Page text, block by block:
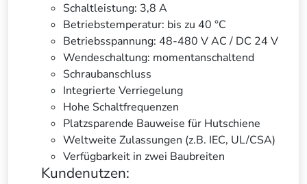
Schaltleistung: 3,8 A
Betriebstemperatur: bis zu 40 °C
Betriebsspannung: 48-480 V AC / DC 24 V
Wendeschaltung: momentanschaltend
Schraubanschluss
Integrierte Verriegelung
Hohe Schaltfrequenzen
Platzsparende Bauweise für Hutschiene
Weltweite Zulassungen (z.B. IEC, UL/CSA)
Verfügbarkeit in zwei Baubreiten
Kundenutzen: